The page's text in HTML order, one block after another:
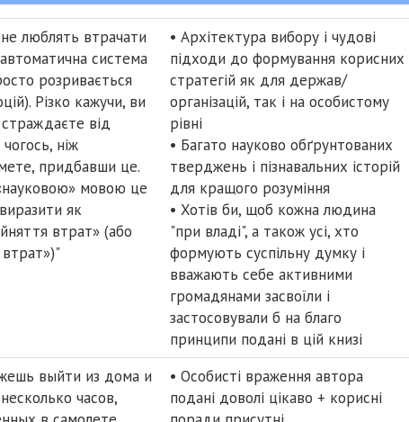
3 ключові тези
люблять втрачати
система
розривається
Різко кажучи, ви
від
ніж
придбавши це.
мовою це
як
втрат» (або
• Архітектура вибору і чудові
підходи до формування корисних
стратегій як для держав/
організацій, так і на особистому
рівні
• Багато науково обґрунтованих
тверджень і пізнавальних історій
для кращого розуміння
• Хотів би, щоб кожна людина
"при владі", а також усі, хто
формують суспільну думку і
вважають себе активними
громадянами засвоїли і
застосовували б на благо
принципи подані в цій книзі
выйти из дома и
часов,
• Особисті враження автора
подані доволі цікаво + корисні